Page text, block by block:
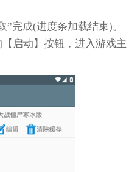
完成(进度条加载结束)。
启动】按钮，进入游戏主